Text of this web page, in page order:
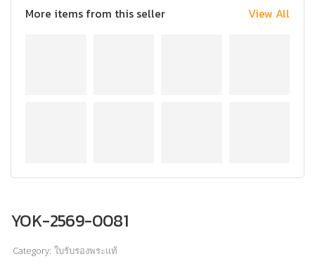
More items from this seller View All
YOK-2569-0081
Category: ใบรับรองพระแท้